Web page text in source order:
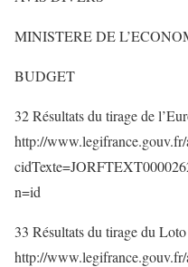
MINISTERE DE
BUDGET
32 Résultats du tirage de
http://
n=id
33 Résultats du tirage du
http://